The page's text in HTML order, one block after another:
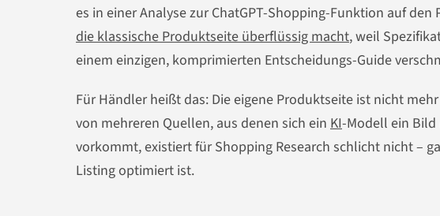
es in einer Analyse zur ChatGPT-Shopping-Funktion auf
die klassische Produktseite überflüssig macht, weil
einem einzigen, komprimierten Entscheidungs-Guide
Für Händler heißt das: Die eigene Produktseite ist nicht
von mehreren Quellen, aus denen sich ein KI-Modell ein Bild
vorkommt, existiert für Shopping Research schlicht nicht –
Listing optimiert ist.